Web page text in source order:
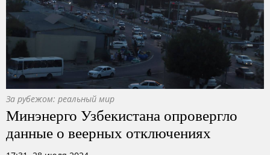
За рубежом: реальный мир
Минэнерго Узбекистана опровергло
данные о веерных отключениях